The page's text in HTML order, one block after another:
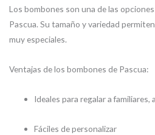
Los bombones son una de las
Pascua. Su tamaño y variedad
muy especiales.
Ventajas de los bombones de Pascua:
Ideales para regalar a familiares,
Fáciles de personalizar